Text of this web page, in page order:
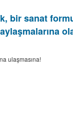
bir sanat
ulaşmasına!